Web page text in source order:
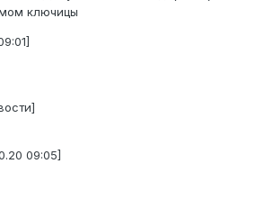
ключицы
09:05]